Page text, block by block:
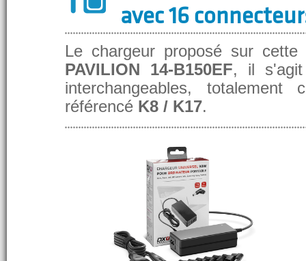
avec 16
Le chargeur proposé sur
PAVILION 14-B150EF, il
interchangeables,
référencé K8 / K17.